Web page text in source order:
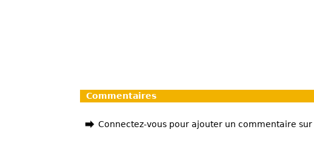
Commentaires
Connectez-vous pour ajouter un commentaire sur